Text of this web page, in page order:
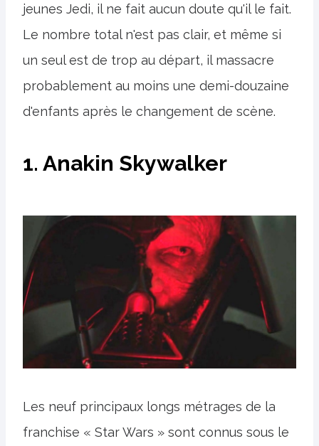
jeunes Jedi, il ne fait aucun doute qu'il le fait.
Le nombre total n'est pas clair, et même si
un seul est de trop au départ, il massacre
probablement au moins une demi-douzaine
d'enfants après le changement de scène.
1. Anakin Skywalker
Les neuf principaux longs métrages de la
franchise « Star Wars » sont connus sous le